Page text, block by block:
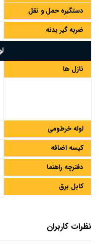
دستگیره حمل و نقل
ضربه گیر بدنه
نازل ها
لوله خرطومی
کیسه اضافه
دفترچه راهنما
کابل برق
نظرات کاربران